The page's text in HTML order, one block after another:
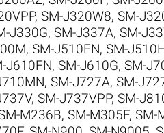
, SM-J320W8, SM-
J330G, SM-J337A, SM-
, SM-J510FN, SM-
J610FN, SM-J610G, SM-
, SM-J727A, SM-
, SM-J737VPP, SM-
M236B, SM-M305F, SM-